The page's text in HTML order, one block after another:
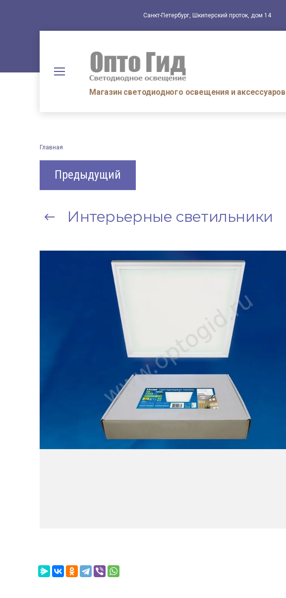
Санкт-Петербург, Шкиперский проток, дом 14
Магазин светодиодного освещения и аксессуаров
Главная
Предыдущий
Интерьерные светильники